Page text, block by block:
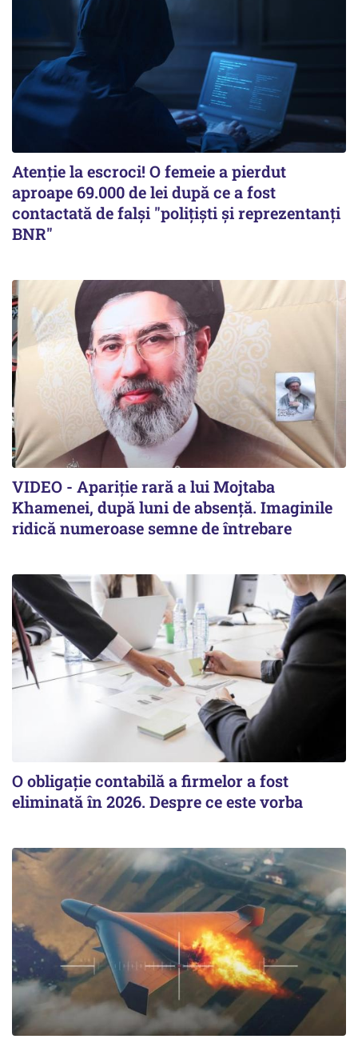
Atenție la escroci! O femeie a pierdut
aproape 69.000 de lei după ce a fost
contactată de falși "polițiști și reprezentanți
BNR"
VIDEO - Apariție rară a lui Mojtaba
Khamenei, după luni de absență. Imaginile
ridică numeroase semne de întrebare
O obligație contabilă a firmelor a fost
eliminată în 2026. Despre ce este vorba